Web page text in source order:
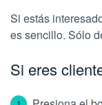
Si estás
es sencillo. Sólo
Si eres